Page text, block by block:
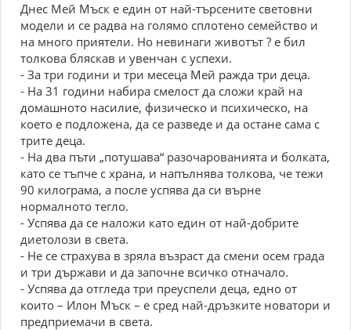
Днес Мей Мъск е един от най-търсените световни
модели и се радва на голямо сплотено семейство и
на много приятели. Но невинаги животът ? е бил
толкова бляскав и увенчан с успехи.
- За три години и три месеца Мей ражда три деца.
- На 31 години набира смелост да сложи край на
домашното насилие, физическо и психическо, на
което е подложена, да се разведе и да остане сама с
трите деца.
- На два пъти „потушава“ разочарованията и болката,
като се тъпче с храна, и напълнява толкова, че тежи
90 килограма, а после успява да си върне
нормалното тегло.
- Успява да се наложи като един от най-добрите
диетолози в света.
- Не се страхува в зряла възраст да смени осем града
и три държави и да започне всичко отначало.
- Успява да отгледа три преуспели деца, едно от
които – Илон Мъск – е сред най-дръзките новатори и
предприемачи в света.